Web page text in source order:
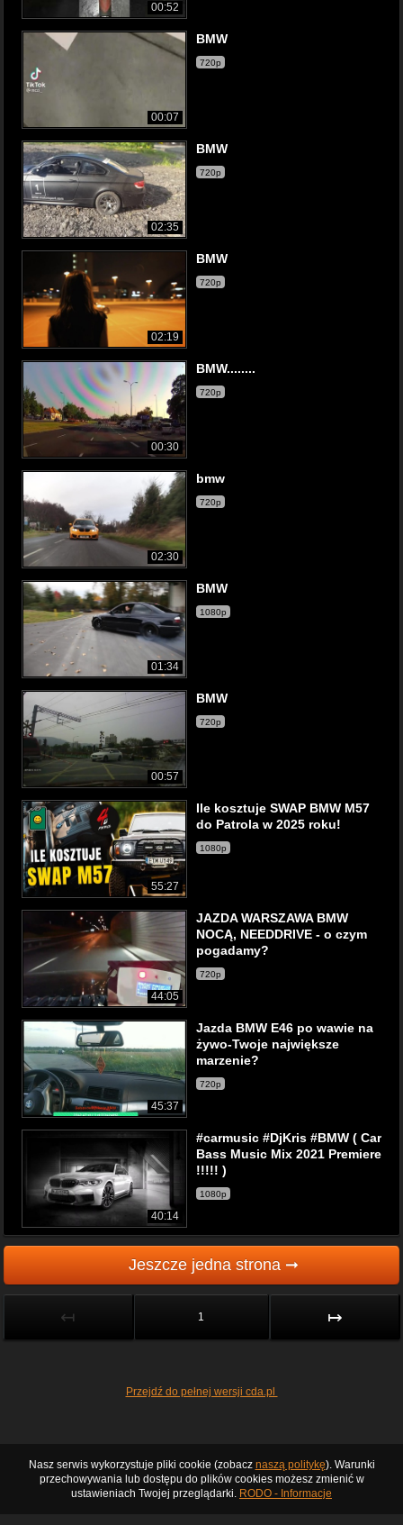
00:52
00:07
BMW
720p
02:35
BMW
720p
02:19
BMW
720p
00:30
BMW........
720p
02:30
bmw
720p
01:34
BMW
1080p
00:57
BMW
720p
55:27
Ile kosztuje SWAP BMW M57
do Patrola w 2025 roku!
1080p
44:05
JAZDA WARSZAWA BMW
NOCĄ, NEEDDRIVE - o czym
pogadamy?
720p
45:37
Jazda BMW E46 po wawie na
żywo-Twoje największe
marzenie?
720p
40:14
#carmusic #DjKris #BMW ( Car
Bass Music Mix 2021 Premiere
!!!!! )
1080p
Jeszcze jedna strona ➞
↤ 1 ↦
Przejdź do pełnej wersji cda.pl
Nasz serwis wykorzystuje pliki cookie (zobacz naszą politykę). Warunki
przechowywania lub dostępu do plików cookies możesz zmienić w
ustawieniach Twojej przeglądarki. RODO - Informacje